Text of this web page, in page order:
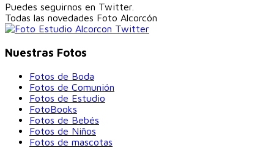
Puedes seguirnos en Twitter.
Todas las novedades Foto Alcorcón
Nuestras Fotos
Fotos de Boda
Fotos de Comunión
Fotos de Estudio
FotoBooks
Fotos de Bebés
Fotos de Niños
Fotos de mascotas